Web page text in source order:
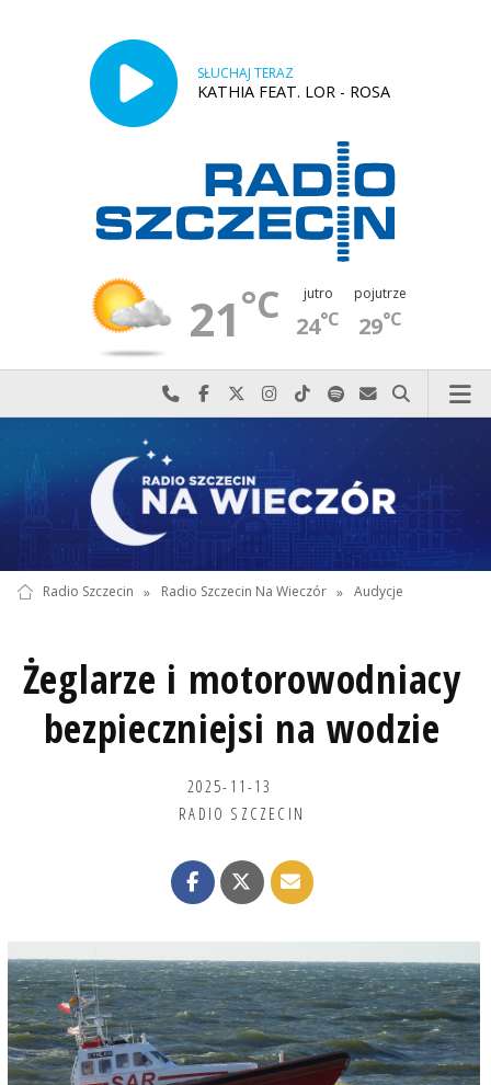
SŁUCHAJ TERAZ
KATHIA FEAT. LOR - ROSA
21°C jutro
24°C
pojutrze
29°C
Najlepiej po prostu do nas zadzwoń
Odwiedź nas na Facebook-u
Odwiedź nas na X
Odwiedź nas na Instagram-ie
Odwiedź nas na TikTok-u
Szukaj nas na Spotify
Wyślij do nas
Szukaj
Radio Szczecin » Radio Szczecin Na Wieczór » Audycje
Żeglarze i motorowodniacy
bezpieczniejsi na wodzie
2025-11-13
RADIO SZCZECIN